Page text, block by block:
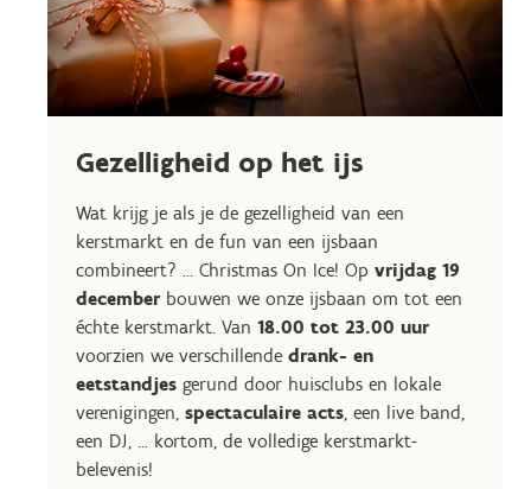
Gezelligheid op het ijs
Wat krijg je als je de gezelligheid van een
kerstmarkt en de fun van een ijsbaan
combineert? ... Christmas On Ice! Op vrijdag 19
decemberbouwen we onze ijsbaan om tot een
échte kerstmarkt. Van 18.00 tot 23.00 uur
voorzien we verschillende drank- en
eetstandjes gerund door huisclubs en lokale
verenigingen, spectaculaire acts, een live band,
een DJ, ... kortom, de volledige kerstmarkt-
belevenis!